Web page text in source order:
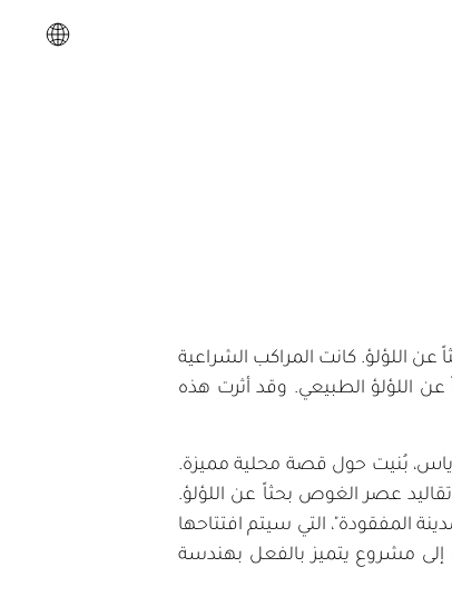
اللؤلؤ. كانت المراكب الشراعية
عن اللؤلؤ الطبيعي. وقد أثرت هذه
ياس، بُنيت حول قصة محلية مميزة.
عصر الغوص بحثاً عن اللؤلؤ.
المفقودة"، التي سيتم افتتاحها
إلى مشروع يتميز بالفعل بهندسة